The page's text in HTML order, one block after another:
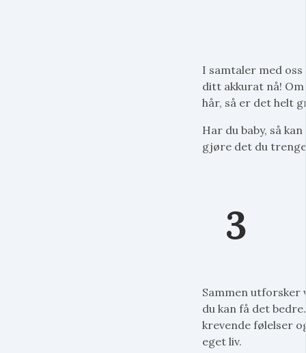
I samtaler med
ditt akkurat nå!
hår, så er det helt
Har du baby, så
gjøre det du
3
Sammen utforsker
du kan få det
krevende følelser
eget liv.